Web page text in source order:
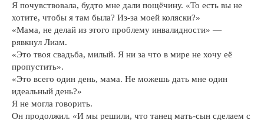
Я почувствовала, будто мне дали пощёчину. «То есть вы не
хотите, чтобы я там была? Из-за моей коляски?»
«Мама, не делай из этого проблему инвалидности» —
рявкнул Лиам.
«Это твоя свадьба, милый. Я ни за что в мире не хочу её
пропустить».
«Это всего один день, мама. Не можешь дать мне один
идеальный день?»
Я не могла говорить.
Он продолжил. «И мы решили, что танец мать-сын сделаем с